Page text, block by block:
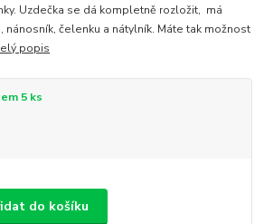
Uzdečka se dá kompletně rozložit, má
čelenku a nátylník. Máte tak možnost
popis
5 ks
do košíku